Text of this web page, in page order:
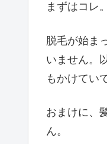
まずはコレ。
脱毛が始ま
いません。
もかけてい
おまけに、
ん。